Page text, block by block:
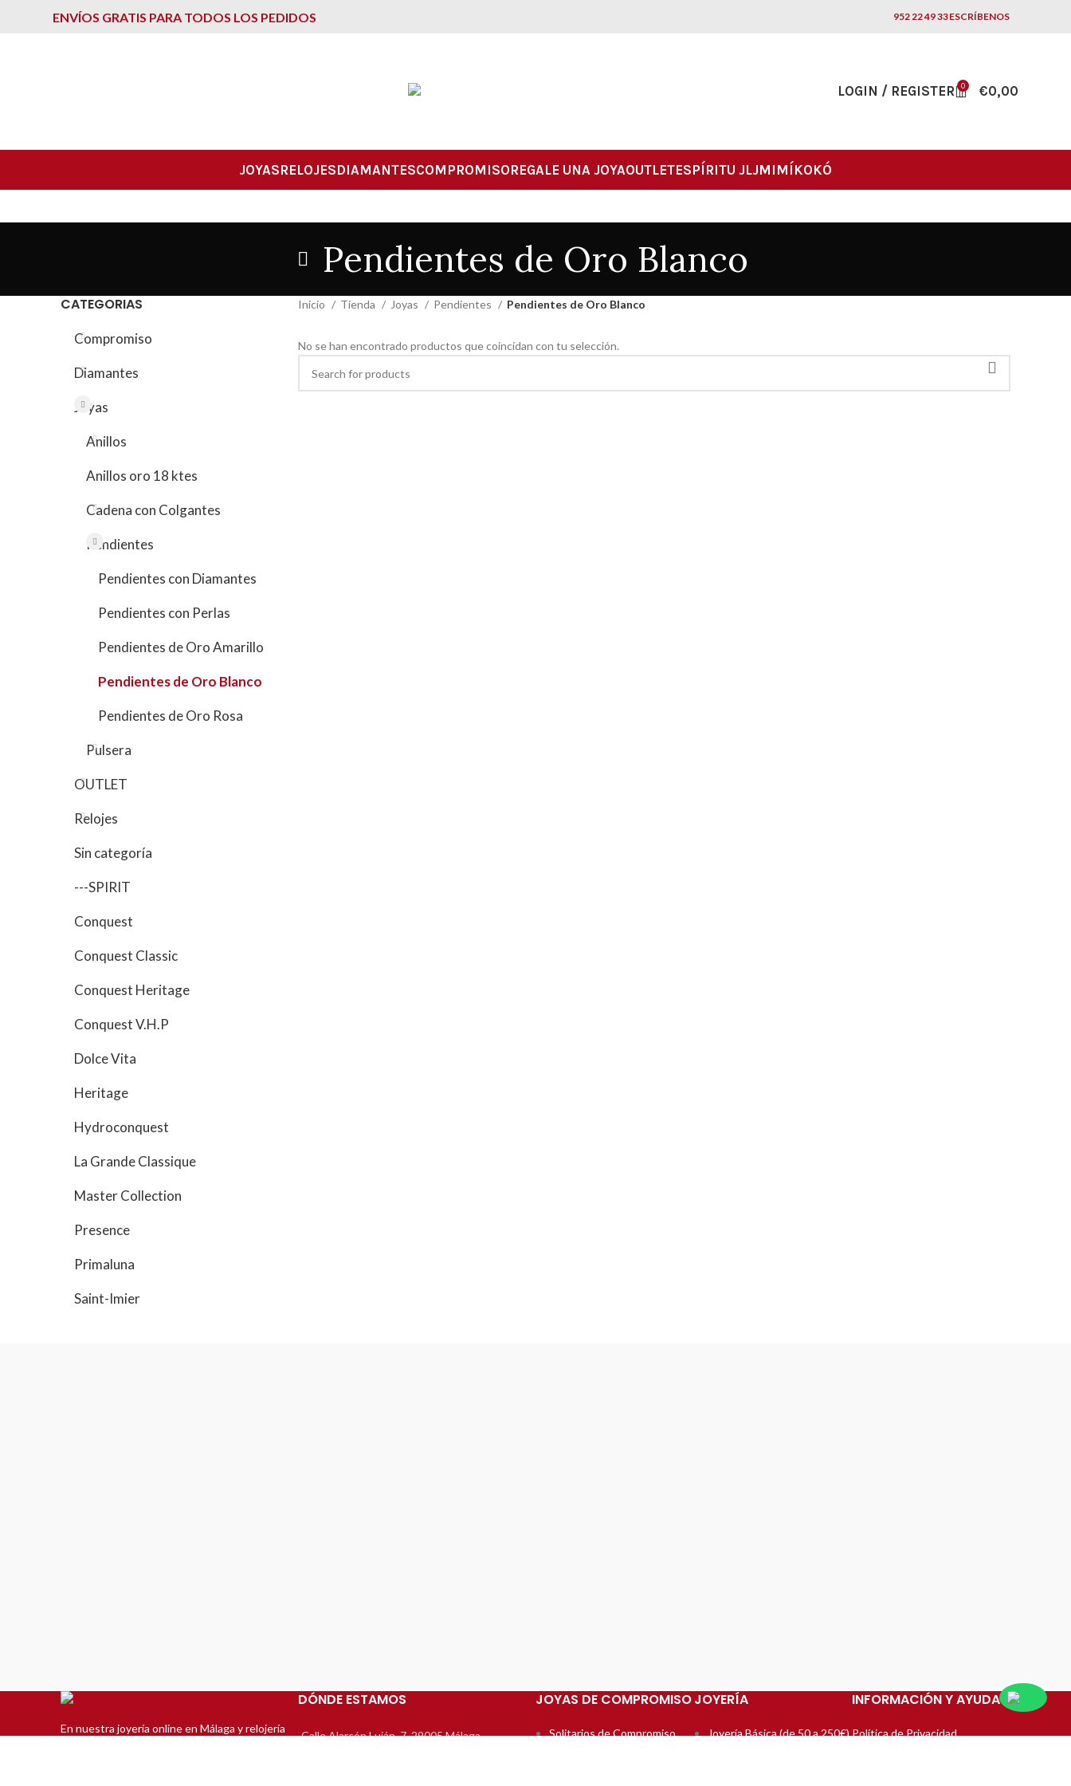
ENVÍOS GRATIS PARA TODOS LOS PEDIDOS 952 22 49 33ESCRÍBENOS
LOGIN / REGISTER 0 €0,00
JOYASRELOJESDIAMANTESCOMPROMISOREGALE UNA JOYAOUTLETESPÍRITU JLJMIMÍKOKÓ
Pendientes de Oro Blanco
CATEGORIAS
Compromiso
Diamantes
Joyas
Anillos
Anillos oro 18 ktes
Cadena con Colgantes
Pendientes
Pendientes con Diamantes
Pendientes con Perlas
Pendientes de Oro Amarillo
Pendientes de Oro Blanco
Pendientes de Oro Rosa
Pulsera
OUTLET
Relojes
Sin categoría
---SPIRIT
Conquest
Conquest Classic
Conquest Heritage
Conquest V.H.P
Dolce Vita
Heritage
Hydroconquest
La Grande Classique
Master Collection
Presence
Primaluna
Saint-Imier
Inicio Tienda Joyas Pendientes Pendientes de Oro Blanco
No se han encontrado productos que coincidan con tu selección.
En nuestra joyería online en Málaga y relojería
DÓNDE ESTAMOS
Calle Alarcón Luján, 7, 29005 Málaga
JOYAS DE COMPROMISO
Solitarios de Compromiso
JOYERÍA
Joyería Básica (de 50 a 250€)
INFORMACIÓN Y AYUDA
Política de Privacidad